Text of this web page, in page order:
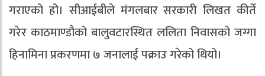
गराएको हो। सीआईबीले मंगलबार सरकारी लिखत कीर्ते
गरेर काठमाण्डौको बालुवटारस्थित ललिता निवासको जग्गा
हिनामिना प्रकरणमा ७ जनालाई पक्राउ गरेको थियो।